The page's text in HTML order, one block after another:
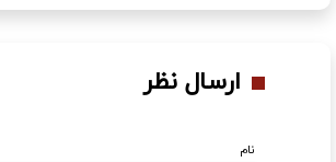
ارسال نظر
نام